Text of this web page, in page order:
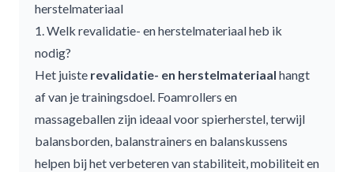
herstelmateriaal
1. Welk revalidatie- en herstelmateriaal heb ik
nodig?
Het juiste revalidatie- en herstelmateriaal hangt
af van je trainingsdoel. Foamrollers en
massageballen zijn ideaal voor spierherstel, terwijl
balansborden, balanstrainers en balanskussens
helpen bij het verbeteren van stabiliteit, mobiliteit en